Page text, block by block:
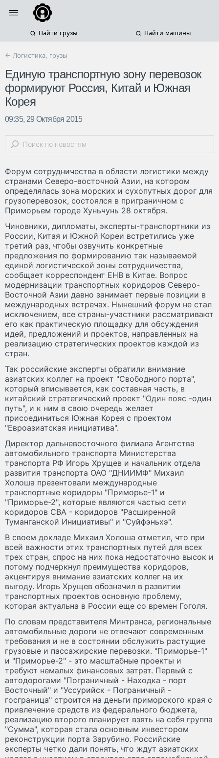
Найти грузы Найти машины
← Логистика, грузы
Единую транспортную зону перевозок
формируют Россия, Китай и Южная
Корея
09:35, 29 Октября 2015
Форум сотрудничества в области логистики между
странами Северо-восточной Азии, на котором
определялась зона морских и сухопутных дорог для
грузоперевозок, состоялся в приграничном с
Приморьем городе Хуньчунь 28 октября.
Чиновники, дипломаты, эксперты-транспортники из
России, Китая и Южной Кореи встретились уже
третий раз, чтобы озвучить конкретные
предложения по формированию так называемой
единой логистической зоны сотрудничества,
сообщает корреспондент ЕНВ в Китае. Вопрос
модернизации транспортных коридоров Северо-
Восточной Азии давно занимает первые позиции в
международных встречах. Нынешний форум не стал
исключением, все страны-участники рассматривают
его как практическую площадку для обсуждения
идей, предложений и проектов, направленных на
реализацию стратегических проектов каждой из
стран.
Так российские эксперты обратили внимание
азиатских коллег на проект "Свободного порта",
который вписывается, как составная часть, в
китайский стратегический проект "Один пояс -один
путь", и к ним в свою очередь желает
присоединиться Южная Корея с проектом
"Евроазиатская инициатива".
Директор дальневосточного филиала Агентства
автомобильного транспорта Министерства
транспорта РФ Игорь Хрущев и начальник отдела
развития транспорта ОАО "ДНИИМФ" Михаил
Холоша презентовали международные
транспортные коридоры "Приморье-1" и
"Приморье-2", которые являются частью сети
коридоров СВА - коридоров "Расширенной
Туманганской Инициативы" и "Суйфэньхэ".
В своем докладе Михаил Холоша отметил, что при
всей важности этих транспортных путей для всех
трех стран, спрос на них пока недостаточно высок и
потому подчеркнул преимущества коридоров,
акцентируя внимание азиатских коллег на их
выгоду. Игорь Хрущев обозначил в развитии
транспортных проектов основную проблему,
которая актуальна в России еще со времен Гоголя.
По словам представителя Минтранса, региональные
автомобильные дороги не отвечают современным
требования и не в состоянии обслужить растущие
грузовые и пассажирские перевозки. "Приморье-1"
и "Приморье-2" - это масштабные проекты и
требуют немалых финансовых затрат. Первый с
автодорогами "Пограничный - Находка - порт
Восточный" и "Уссурийск - Пограничный -
госграница" строится на деньги приморского края с
привлечение средств из федерального бюджета,
реализацию второго планирует взять на себя группа
"Сумма", которая стала основным инвестором
реконструкции порта Зарубино. Российские
эксперты четко дали понять, что ждут азиатских